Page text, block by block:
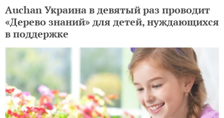
Auchan Украина в девятый раз проводит
«Дерево знаний» для детей, нуждающихся
в поддержке